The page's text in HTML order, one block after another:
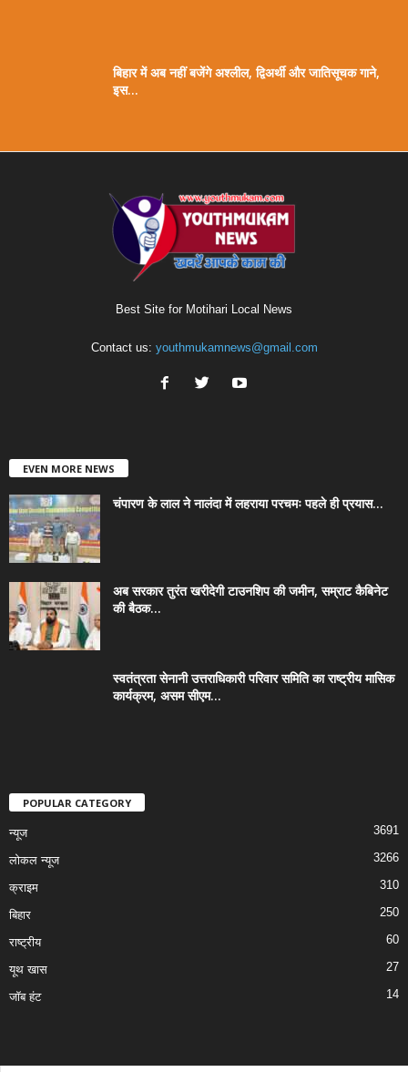
बिहार में अब नहीं बजेंगे अश्लील, द्विअर्थी और जातिसूचक गाने,
इस...
Best Site for Motihari Local News
Contact us: youthmukamnews@gmail.com
EVEN MORE NEWS
चंपारण के लाल ने नालंदा में लहराया परचमः पहले ही प्रयास...
अब सरकार तुरंत खरीदेगी टाउनशिप की जमीन, सम्राट कैबिनेट
की बैठक...
स्वतंत्रता सेनानी उत्तराधिकारी परिवार समिति का राष्ट्रीय मासिक
कार्यक्रम, असम सीएम...
POPULAR CATEGORY
न्यूज 3691
लोकल न्यूज 3266
क्राइम 310
बिहार 250
राष्ट्रीय 60
यूथ खास 27
जॉब हंट 14